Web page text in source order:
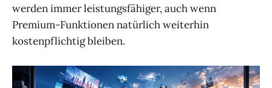
werden immer leistungsfähiger, auch wenn
Premium-Funktionen natürlich weiterhin
kostenpflichtig bleiben.